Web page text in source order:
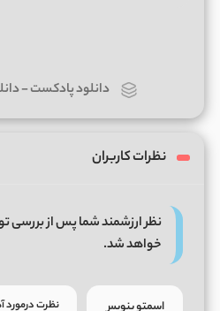
دانلود پادکست-
نظرات کاربران
نظر ارزشمند شما پس از بررسی
خواهد شد.